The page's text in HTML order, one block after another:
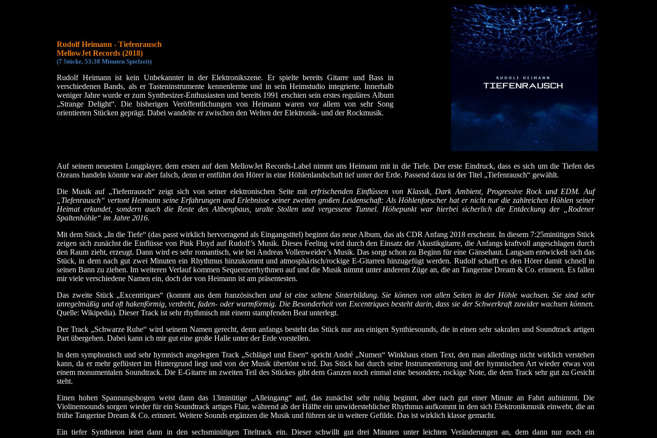
Rudolf Heimann - Tiefenrausch
MellowJet Records (2018)
(7 Stücke, 53:38 Minuten Spielzeit)
Rudolf Heimann ist kein Unbekannter in der Elektronikszene. Er spielte bereits Gitarre und Bass in
verschiedenen Bands, als er Tasteninstrumente kennenlernte und in sein Heimstudio integrierte. Innerhalb
weniger Jahre wurde er zum Synthesizer-Enthusiasten und bereits 1991 erschien sein erstes reguläres Album
„Strange Delight“. Die bisherigen Veröffentlichungen von Heimann waren vor allem von sehr Song
orientierten Stücken geprägt. Dabei wandelte er zwischen den Welten der Elektronik- und der Rockmusik.
Auf seinem neuesten Longplayer, dem ersten auf dem MellowJet Records-Label nimmt uns Heimann mit in die Tiefe. Der erste Eindruck, dass es sich um die Tiefen des
Ozeans handeln könnte war aber falsch, denn er entführt den Hörer in eine Höhlenlandschaft tief unter der Erde. Passend dazu ist der Titel „Tiefenrausch“ gewählt.
Die Musik auf „Tiefenrausch“ zeigt sich von seiner elektronischen Seite mit erfrischenden Einflüssen von Klassik, Dark Ambient, Progressive Rock und EDM. Auf
„Tiefenrausch“ vertont Heimann seine Erfahrungen und Erlebnisse seiner zweiten großen Leidenschaft: Als Höhlenforscher hat er nicht nur die zahlreichen Höhlen seiner
Heimat erkundet, sondern auch die Reste des Altbergbaus, uralte Stollen und vergessene Tunnel. Höhepunkt war hierbei sicherlich die Entdeckung der „Rodener
Spaltenhöhle“ im Jahre 2016.
Mit dem Stück „In die Tiefe“ (das passt wirklich hervorragend als Eingangstitel) beginnt das neue Album, das als CDR Anfang 2018 erscheint. In diesem 7:25minütigen Stück
zeigen sich zunächst die Einflüsse von Pink Floyd auf Rudolf’s Musik. Dieses Feeling wird durch den Einsatz der Akustikgitarre, die Anfangs kraftvoll angeschlagen durch
den Raum zieht, erzeugt. Dann wird es sehr romantisch, wie bei Andreas Vollenweider’s Musik. Das sorgt schon zu Beginn für eine Gänsehaut. Langsam entwickelt sich das
Stück, in dem nach gut zwei Minuten ein Rhythmus hinzukommt und atmosphärisch/rockige E-Gitarren hinzugefügt werden. Rudolf schafft es den Hörer damit schnell in
seinen Bann zu ziehen. Im weiteren Verlauf kommen Sequenzerrhythmen auf und die Musik nimmt unter anderem Züge an, die an Tangerine Dream & Co. erinnern. Es fallen
mir viele verschiedene Namen ein, doch der von Heimann ist am präsentesten.
Das zweite Stück „Excentriques“ (kommt aus dem französischenund ist eine seltene Sinterbildung. Sie können von allen Seiten in der Höhle wachsen. Sie sind sehr
unregelmäßig und oft hakenförmig, verdreht, faden- oder wurmförmig. Die Besonderheit von Excentriques besteht darin, dass sie der Schwerkraft zuwider wachsen können.
Quelle: Wikipedia). Dieser Track ist sehr rhythmisch mit einem stampfenden Beat unterlegt.
Der Track „Schwarze Ruhe“ wird seinem Namen gerecht, denn anfangs besteht das Stück nur aus einigen Synthiesounds, die in einen sehr sakralen und Soundtrack artigen
Part übergehen. Dabei kann ich mir gut eine große Halle unter der Erde vorstellen.
In dem symphonisch und sehr hymnisch angelegten Track „Schlägel und Eisen“ spricht André „Numen“ Winkhaus einen Text, den man allerdings nicht wirklich verstehen
kann, da er mehr geflüstert im Hintergrund liegt und von der Musik übertönt wird. Das Stück hat durch seine Instrumentierung und der hymnischen Art wieder etwas von
einem monumentalen Soundtrack. Die E-Gitarre im zweiten Teil des Stückes gibt dem Ganzen noch einmal eine besondere, rockige Note, die dem Track sehr gut zu Gesicht
steht.
Einen hohen Spannungsbogen weist dann das 13minütige „Alleingang“ auf, das zunächst sehr ruhig beginnt, aber nach gut einer Minute an Fahrt aufnimmt. Die
Violinensounds sorgen wieder für ein Soundtrack artiges Flair, während ab der Hälfte ein unwiderstehlicher Rhythmus aufkommt in den sich Elektronikmusik einwebt, die an
frühe Tangerine Dream & Co. erinnert. Weitere Sounds ergänzen die Musik und führen sie in weitere Gefilde. Das ist wirklich klasse gemacht.
Ein tiefer Synthieton leitet dann in den sechsminütigen Titeltrack ein. Dieser schwillt gut drei Minuten unter leichten Veränderungen an, dem dann nur noch ein